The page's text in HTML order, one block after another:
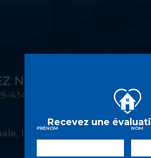
NOUS
414-1221
Unité 100 Gatineau, QC
Recevez une
PRÉNOM NOM